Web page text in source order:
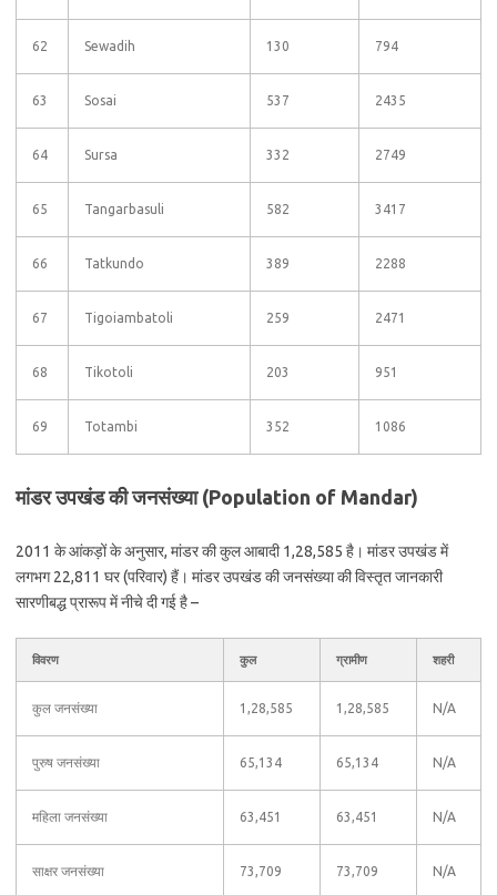
62 Sewadih 130 794
63 Sosai 537 2435
64 Sursa 332 2749
65 Tangarbasuli 582 3417
66 Tatkundo 389 2288
67 Tigoiambatoli 259 2471
68 Tikotoli 203 951
69 Totambi 352 1086
मांडर उपखंड की जनसंख्या (Population of Mandar)
2011 के आंकड़ों के अनुसार, मांडर की कुल आबादी 1,28,585 है। मांडर उपखंड में
लगभग 22,811 घर (परिवार) हैं। मांडर उपखंड की जनसंख्या की विस्तृत जानकारी
सारणीबद्ध प्रारूप में नीचे दी गई है –
विवरण कुल ग्रामीण शहरी
कुल जनसंख्या 1,28,585 1,28,585 N/A
पुरुष जनसंख्या 65,134 65,134 N/A
महिला जनसंख्या 63,451 63,451 N/A
साक्षर जनसंख्या 73,709 73,709 N/A